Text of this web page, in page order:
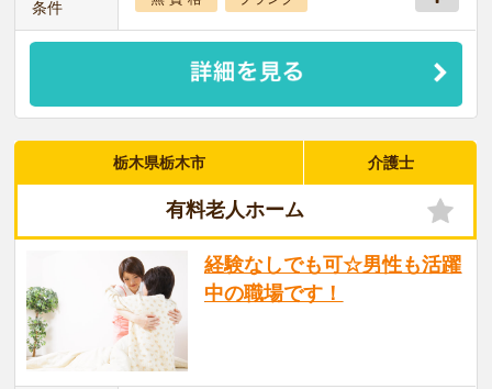
条件
栃木県栃木市 介護士
有料老人ホーム
経験なしでも可☆男性も活躍
中の職場です！